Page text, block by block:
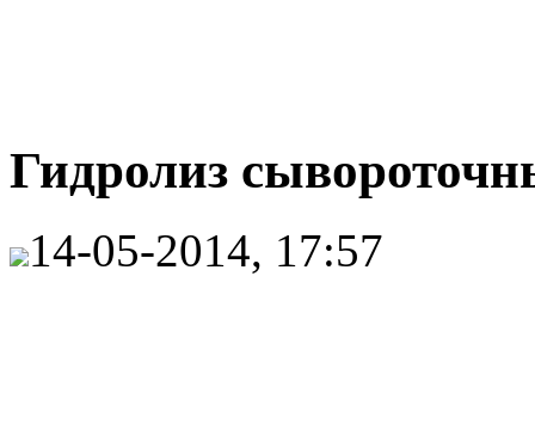
Гидролиз
14-05-2014, 17:57